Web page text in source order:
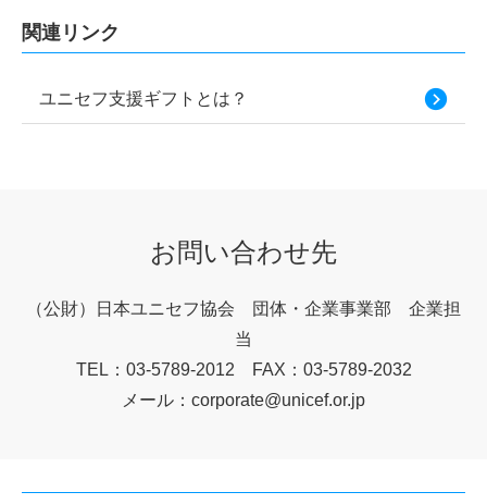
関連リンク
ユニセフ支援ギフトとは？
お問い合わせ先
（公財）日本ユニセフ協会
団体・企業事業部 企業担
当
TEL：03-5789-2012 FAX：03-5789-2032
メール：corporate@unicef.or.jp